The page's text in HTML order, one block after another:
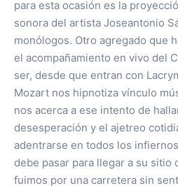
para esta ocasión es la
sonora del artista Joseantonio
monólogos. Otro agregado que
el acompañamiento en vivo del
ser, desde que entran con
Mozart nos hipnotiza vínculo
nos acerca a ese intento de
desesperación y el ajetreo
adentrarse en todos los
debe pasar para llegar a su sitio
fuimos por una carretera sin